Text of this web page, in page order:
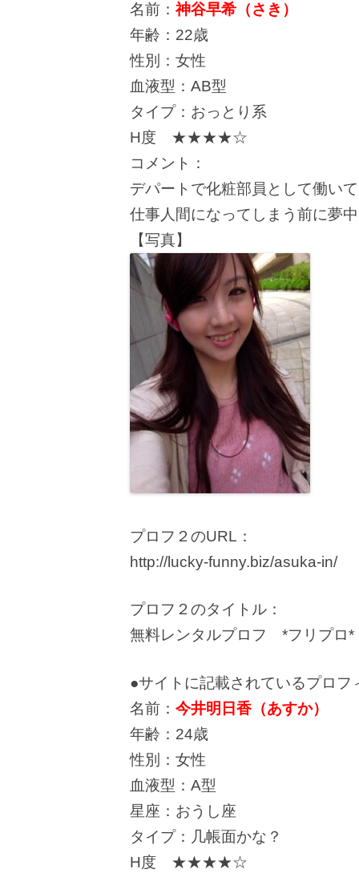
名前：神谷早希（さき）
年齢：22歳
性別：女性
血液型：AB型
タイプ：おっとり系
H度 ★★★★☆
コメント：
デパートで化粧部員として働い
仕事人間になってしまう前に夢
【写真】
プロフ２のURL：
http://lucky-funny.biz/asuka-in/
プロフ２のタイトル：
無料レンタルプロフ *フリプロ*
●サイトに記載されているプロフ
名前： 今井明日香（あすか）
年齢：24歳
性別：女性
血液型：A型
星座：おうし座
タイプ：几帳面かな？
H度 ★★★★☆